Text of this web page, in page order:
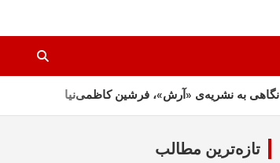
نگاهی به نشریه‌ی «آرش»، فرشین کاظمی‌نیا
تازه‌ترین مطالب